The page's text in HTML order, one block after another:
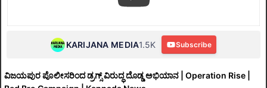
KARIJANA MEDIA1.5K Subscribe
ವಿಜಯಪುರ ಪೊಲೀಸರಿಂದ ಡ್ರಗ್ಸ್ ವಿರುದ್ಧ ದೊಡ್ಡ ಅಭಿಯಾನ | Operation Rise |